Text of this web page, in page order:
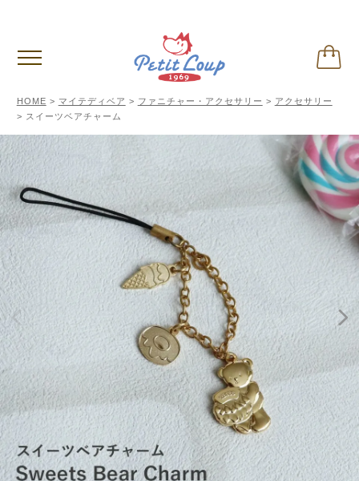
HOME マイテディベア ファニチャー・アクセサリー
アクセサリー
スイーツベアチャーム